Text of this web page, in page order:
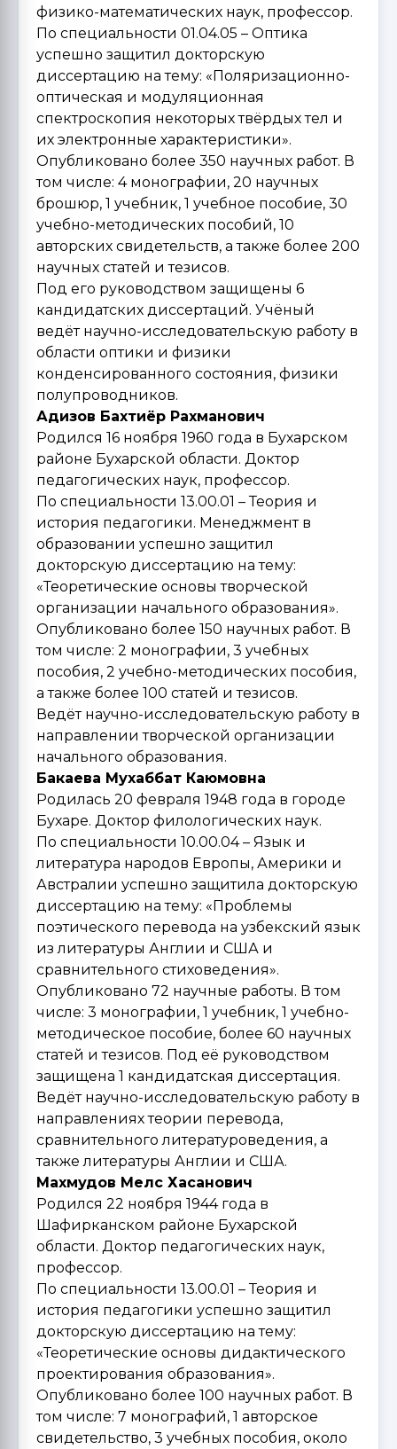
физико-математических наук, профессор.
По специальности 01.04.05 – Оптика
успешно защитил докторскую
диссертацию на тему: «Поляризационно-
оптическая и модуляционная
спектроскопия некоторых твёрдых тел и
их электронные характеристики».
Опубликовано более 350 научных работ. В
том числе: 4 монографии, 20 научных
брошюр, 1 учебник, 1 учебное пособие, 30
учебно-методических пособий, 10
авторских свидетельств, а также более 200
научных статей и тезисов.
Под его руководством защищены 6
кандидатских диссертаций. Учёный
ведёт научно-исследовательскую работу в
области оптики и физики
конденсированного состояния, физики
полупроводников.
Адизов Бахтиёр Рахманович
Родился 16 ноября 1960 года в Бухарском
районе Бухарской области. Доктор
педагогических наук, профессор.
По специальности 13.00.01 – Теория и
история педагогики. Менеджмент в
образовании успешно защитил
докторскую диссертацию на тему:
«Теоретические основы творческой
организации начального образования».
Опубликовано более 150 научных работ. В
том числе: 2 монографии, 3 учебных
пособия, 2 учебно-методических пособия,
а также более 100 статей и тезисов.
Ведёт научно-исследовательскую работу в
направлении творческой организации
начального образования.
Бакаева Мухаббат Каюмовна
Родилась 20 февраля 1948 года в городе
Бухаре. Доктор филологических наук.
По специальности 10.00.04 – Язык и
литература народов Европы, Америки и
Австралии успешно защитила докторскую
диссертацию на тему: «Проблемы
поэтического перевода на узбекский язык
из литературы Англии и США и
сравнительного стиховедения».
Опубликовано 72 научные работы. В том
числе: 3 монографии, 1 учебник, 1 учебно-
методическое пособие, более 60 научных
статей и тезисов. Под её руководством
защищена 1 кандидатская диссертация.
Ведёт научно-исследовательскую работу в
направлениях теории перевода,
сравнительного литературоведения, а
также литературы Англии и США.
Махмудов Мелс Хасанович
Родился 22 ноября 1944 года в
Шафирканском районе Бухарской
области. Доктор педагогических наук,
профессор.
По специальности 13.00.01 – Теория и
история педагогики успешно защитил
докторскую диссертацию на тему:
«Теоретические основы дидактического
проектирования образования».
Опубликовано более 100 научных работ. В
том числе: 7 монографий, 1 авторское
свидетельство, 3 учебных пособия, около